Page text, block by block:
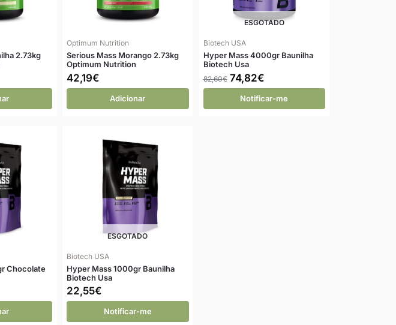
2.73kg
Optimum Nutrition
Serious Mass Morango 2.73kg
Optimum Nutrition
42,19€
Adicionar
ESGOTADO
Biotech USA
Hyper Mass 4000gr Baunilha
Biotech Usa
82,60€ 74,82€
Notificar-me
Chocolate
ESGOTADO
Biotech USA
Hyper Mass 1000gr Baunilha
Biotech Usa
22,55€
Notificar-me